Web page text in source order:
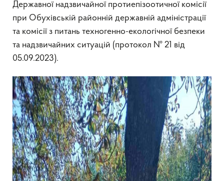
Державної надзвичайної протиепізоотичної комісії
при Обухівській районній державній адміністрації
та комісії з питань техногенно-екологічної безпеки
та надзвичайних ситуацій (протокол № 21 від
05.09.2023).